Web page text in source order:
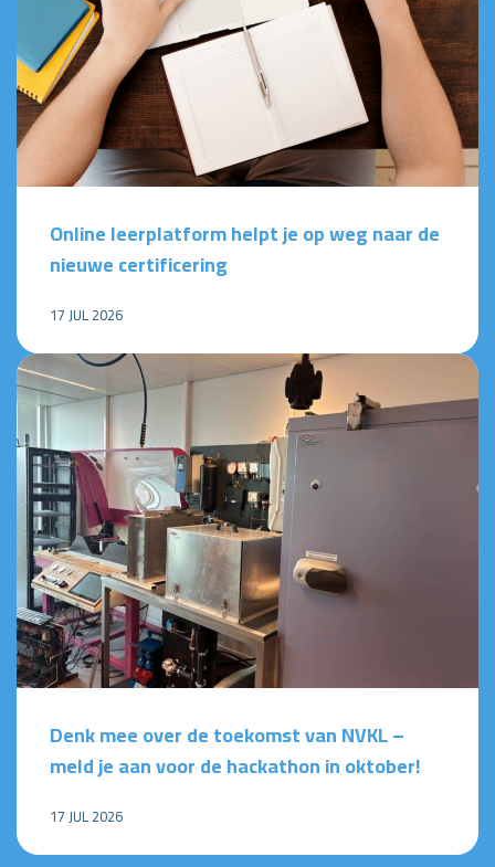
Online leerplatform helpt je op weg naar de
nieuwe certificering
17 JUL 2026
Denk mee over de toekomst van NVKL –
meld je aan voor de hackathon in oktober!
17 JUL 2026